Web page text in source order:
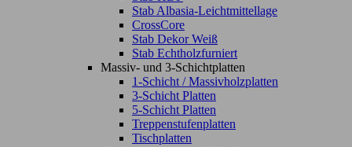
Stab Albasia-Leichtmittellage
CrossCore
Stab Dekor Weiß
Stab Echtholzfurniert
Massiv- und 3-Schichtplatten
1-Schicht / Massivholzplatten
3-Schicht Platten
5-Schicht Platten
Treppenstufenplatten
Tischplatten